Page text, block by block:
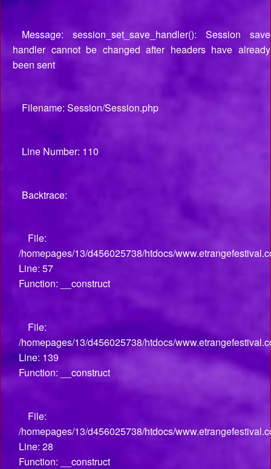
Message: session_set_save_handler(): Session save
handler cannot be changed after headers have already
been sent
Filename: Session/Session.php
Line Number: 110
Backtrace:
File:
/homepages/13/d456025738/htdocs/
Line: 57
Function: __construct
File:
/homepages/13/d456025738/htdocs/
Line: 139
Function: __construct
File:
/homepages/13/d456025738/htdocs/
Line: 28
Function: __construct